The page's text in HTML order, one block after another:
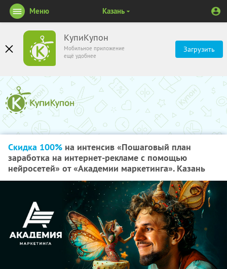
КупиКупон
Мобильное приложение
ещё удобнее
Загрузить
Меню Казань
Скидка 100% на интенсив «Пошаговый план
заработка на интернет-рекламе с помощью
нейросетей» от «Академии маркетинга». Казань